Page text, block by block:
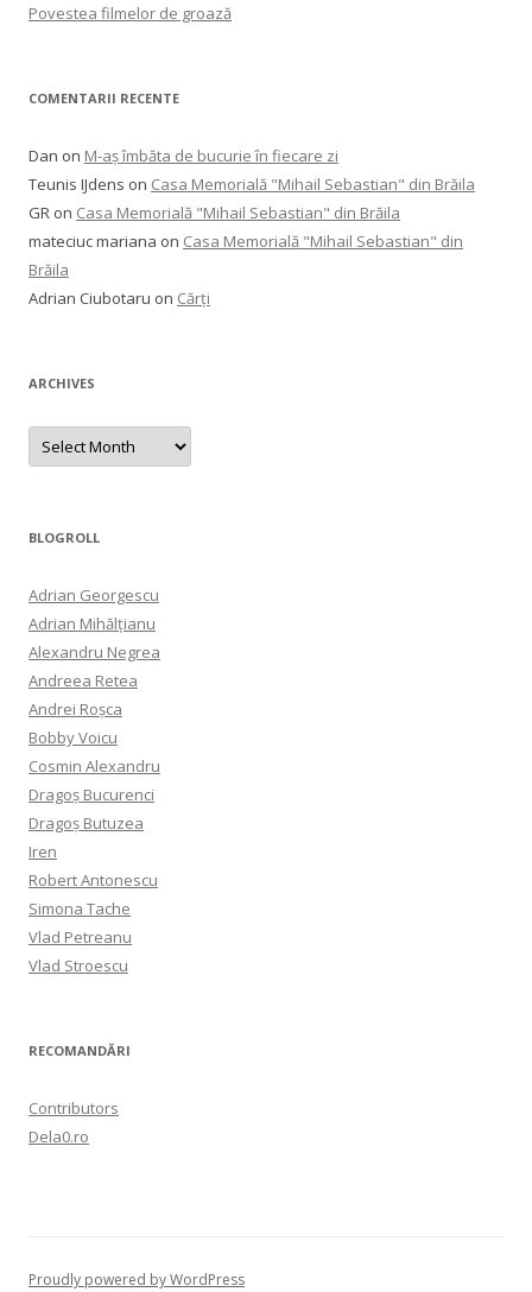
Povestea filmelor de groază
COMENTARII RECENTE
Dan on M-aș îmbăta de bucurie în fiecare zi
Teunis IJdens on Casa Memorială "Mihail Sebastian" din Brăila
GR on Casa Memorială "Mihail Sebastian" din Brăila
mateciuc mariana on Casa Memorială "Mihail Sebastian" din
Brăila
Adrian Ciubotaru on Cărți
ARCHIVES
Archives
BLOGROLL
Adrian Georgescu
Adrian Mihălțianu
Alexandru Negrea
Andreea Retea
Andrei Roșca
Bobby Voicu
Cosmin Alexandru
Dragoș Bucurenci
Dragoș Butuzea
Iren
Robert Antonescu
Simona Tache
Vlad Petreanu
Vlad Stroescu
RECOMANDĂRI
Contributors
Dela0.ro
Proudly powered by WordPress